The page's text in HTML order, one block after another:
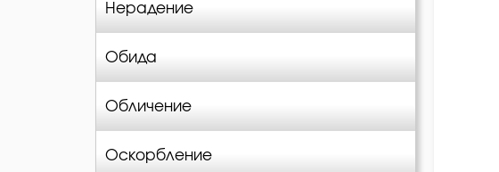
Нерадение
Обида
Обличение
Оскорбление